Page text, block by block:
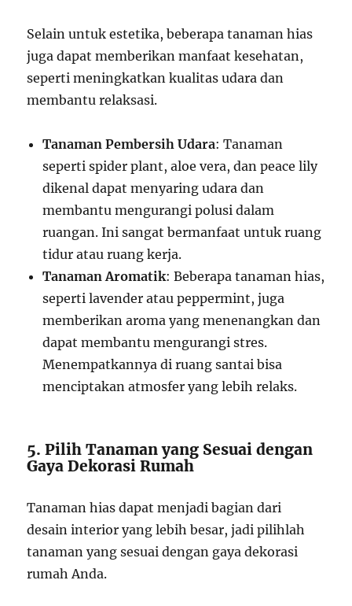
Selain untuk estetika, beberapa tanaman hias
juga dapat memberikan manfaat kesehatan,
seperti meningkatkan kualitas udara dan
membantu relaksasi.
Tanaman Pembersih Udara: Tanaman
seperti spider plant, aloe vera, dan peace lily
dikenal dapat menyaring udara dan
membantu mengurangi polusi dalam
ruangan. Ini sangat bermanfaat untuk ruang
tidur atau ruang kerja.
Tanaman Aromatik: Beberapa tanaman hias,
seperti lavender atau peppermint, juga
memberikan aroma yang menenangkan dan
dapat membantu mengurangi stres.
Menempatkannya di ruang santai bisa
menciptakan atmosfer yang lebih relaks.
5. Pilih Tanaman yang Sesuai dengan
Gaya Dekorasi Rumah
Tanaman hias dapat menjadi bagian dari
desain interior yang lebih besar, jadi pilihlah
tanaman yang sesuai dengan gaya dekorasi
rumah Anda.